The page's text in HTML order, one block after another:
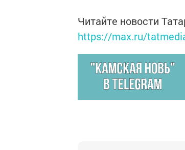
Читайте новости
https://max.ru/